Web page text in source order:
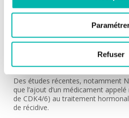
Refuser
cancer du sein RH+/HER2- à un
chirurgie), présentant un risque
Aujourd’hui, ces patientes
chimiothérapie suivie d’un
incertain. Or, la chimiothérapie
secondaires parfois lourds.
Des études récentes, notamment
que l’ajout d’un médicament
de CDK4/6) au traitement
de récidive.